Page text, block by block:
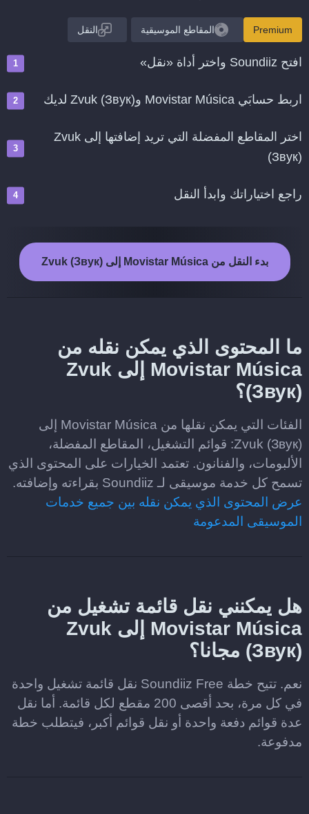
Premium المقاطع الموسيقية النقل
افتح Soundiiz واختر أداة «نقل»
اربط حسابَي Movistar Música وZvuk (Звук) لديك
اختر المقاطع المفضلة التي تريد إضافتها إلى Zvuk
(Звук)
راجع اختياراتك وابدأ النقل
بدء النقل من Movistar Música إلى Zvuk (Звук)
ما المحتوى الذي يمكن نقله من
Movistar Música إلى Zvuk
(Звук)؟
الفئات التي يمكن نقلها من Movistar Música إلى
Zvuk (Звук): قوائم التشغيل، المقاطع المفضلة،
الألبومات، والفنانون. تعتمد الخيارات على المحتوى الذي
تسمح كل خدمة موسيقى لـ Soundiiz بقراءته وإضافته.
عرض المحتوى الذي يمكن نقله بين جميع خدمات
الموسيقى المدعومة
هل يمكنني نقل قائمة تشغيل من
Movistar Música إلى Zvuk
(Звук) مجانا؟
نعم. تتيح خطة Soundiiz Free نقل قائمة تشغيل واحدة
في كل مرة، بحد أقصى 200 مقطع لكل قائمة. أما نقل
عدة قوائم دفعة واحدة أو نقل قوائم أكبر، فيتطلب خطة
مدفوعة.